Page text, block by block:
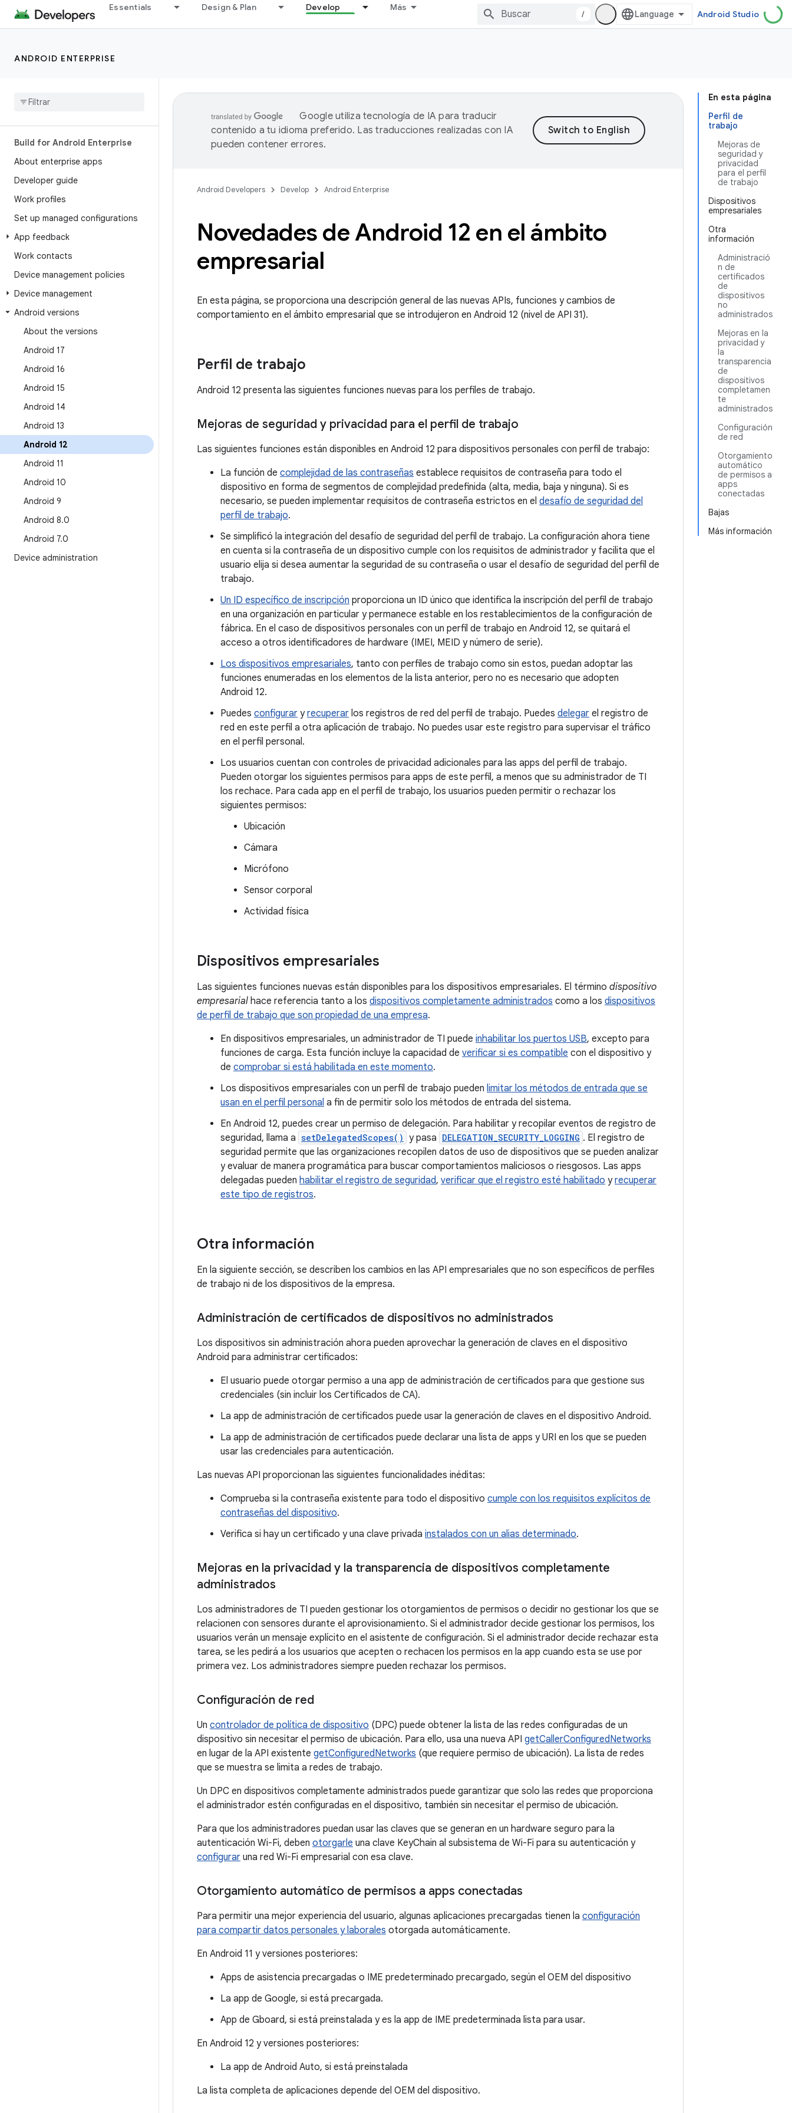
Essentials Design & Plan Develop Más
/ Android Studio
ANDROID ENTERPRISE
Build for Android Enterprise
About enterprise apps
Developer guide
Work profiles
Set up managed configurations
App feedback
Work contacts
Device management policies
Device management
Android versions
About the versions
Android 17
Android 16
Android 15
Android 14
Android 13
Android 12
Android 11
Android 10
Android 9
Android 8.0
Android 7.0
Device administration
En esta página
Perfil de
trabajo
Mejoras de
seguridad y
privacidad
para el perfil
de trabajo
Dispositivos
empresariales
Otra
información
Administració
n de
certificados
de
dispositivos
no
administrados
Mejoras en la
privacidad y
la
transparencia
de
dispositivos
completamen
te
administrados
Configuración
de red
Otorgamiento
automático
de permisos a
apps
conectadas
Bajas
Más información
Google utiliza tecnología de IA para traducir
contenido a tu idioma preferido. Las traducciones realizadas con IA
pueden contener errores.
Android Developers Develop Android Enterprise
Novedades de Android 12 en el ámbito
empresarial
En esta página, se proporciona una descripción general de las nuevas APIs, funciones y cambios de
comportamiento en el ámbito empresarial que se introdujeron en Android 12 (nivel de API 31).
Perfil de trabajo
Android 12 presenta las siguientes funciones nuevas para los perfiles de trabajo.
Mejoras de seguridad y privacidad para el perfil de trabajo
Las siguientes funciones están disponibles en Android 12 para dispositivos personales con perfil de trabajo:
La función de complejidad de las contraseñas establece requisitos de contraseña para todo el
dispositivo en forma de segmentos de complejidad predefinida (alta, media, baja y ninguna). Si es
necesario, se pueden implementar requisitos de contraseña estrictos en el desafío de seguridad del
perfil de trabajo.
Se simplificó la integración del desafío de seguridad del perfil de trabajo. La configuración ahora tiene
en cuenta si la contraseña de un dispositivo cumple con los requisitos de administrador y facilita que el
usuario elija si desea aumentar la seguridad de su contraseña o usar el desafío de seguridad del perfil de
trabajo.
Un ID específico de inscripción proporciona un ID único que identifica la inscripción del perfil de trabajo
en una organización en particular y permanece estable en los restablecimientos de la configuración de
fábrica. En el caso de dispositivos personales con un perfil de trabajo en Android 12, se quitará el
acceso a otros identificadores de hardware (IMEI, MEID y número de serie).
Los dispositivos empresariales, tanto con perfiles de trabajo como sin estos, puedan adoptar las
funciones enumeradas en los elementos de la lista anterior, pero no es necesario que adopten
Android 12.
Puedes configurar yrecuperar los registros de red del perfil de trabajo. Puedes delegar el registro de
red en este perfil a otra aplicación de trabajo. No puedes usar este registro para supervisar el tráfico
en el perfil personal.
Los usuarios cuentan con controles de privacidad adicionales para las apps del perfil de trabajo.
Pueden otorgar los siguientes permisos para apps de este perfil, a menos que su administrador de TI
los rechace. Para cada app en el perfil de trabajo, los usuarios pueden permitir o rechazar los
siguientes permisos:
Ubicación
Cámara
Micrófono
Sensor corporal
Actividad física
Dispositivos empresariales
Las siguientes funciones nuevas están disponibles para los dispositivos empresariales. El término dispositivo
empresarial hace referencia tanto a los dispositivos completamente administrados como a los dispositivos
de perfil de trabajo que son propiedad de una empresa.
En dispositivos empresariales, un administrador de TI puede inhabilitar los puertos USB, excepto para
funciones de carga. Esta función incluye la capacidad de verificar si es compatible con el dispositivo y
de comprobar si está habilitada en este momento.
Los dispositivos empresariales con un perfil de trabajo pueden limitar los métodos de entrada que se
usan en el perfil personal a fin de permitir solo los métodos de entrada del sistema.
En Android 12, puedes crear un permiso de delegación. Para habilitar y recopilar eventos de registro de
seguridad, llama a setDelegatedScopes() y pasa DELEGATION_SECURITY_LOGGING . El registro de
seguridad permite que las organizaciones recopilen datos de uso de dispositivos que se pueden analizar
y evaluar de manera programática para buscar comportamientos maliciosos o riesgosos. Las apps
delegadas pueden habilitar el registro de seguridad, verificar que el registro esté habilitado yrecuperar
este tipo de registros.
Otra información
En la siguiente sección, se describen los cambios en las API empresariales que no son específicos de perfiles
de trabajo ni de los dispositivos de la empresa.
Administración de certificados de dispositivos no administrados
Los dispositivos sin administración ahora pueden aprovechar la generación de claves en el dispositivo
Android para administrar certificados:
El usuario puede otorgar permiso a una app de administración de certificados para que gestione sus
credenciales (sin incluir los Certificados de CA).
La app de administración de certificados puede usar la generación de claves en el dispositivo Android.
La app de administración de certificados puede declarar una lista de apps y URI en los que se pueden
usar las credenciales para autenticación.
Las nuevas API proporcionan las siguientes funcionalidades inéditas:
Comprueba si la contraseña existente para todo el dispositivo cumple con los requisitos explícitos de
contraseñas del dispositivo.
Verifica si hay un certificado y una clave privada instalados con un alias determinado.
Mejoras en la privacidad y la transparencia de dispositivos completamente
administrados
Los administradores de TI pueden gestionar los otorgamientos de permisos o decidir no gestionar los que se
relacionen con sensores durante el aprovisionamiento. Si el administrador decide gestionar los permisos, los
usuarios verán un mensaje explícito en el asistente de configuración. Si el administrador decide rechazar esta
tarea, se les pedirá a los usuarios que acepten o rechacen los permisos en la app cuando esta se use por
primera vez. Los administradores siempre pueden rechazar los permisos.
Configuración de red
Un controlador de política de dispositivo (DPC) puede obtener la lista de las redes configuradas de un
dispositivo sin necesitar el permiso de ubicación. Para ello, usa una nueva API getCallerConfiguredNetworks
en lugar de la API existente getConfiguredNetworks (que requiere permiso de ubicación). La lista de redes
que se muestra se limita a redes de trabajo.
Un DPC en dispositivos completamente administrados puede garantizar que solo las redes que proporciona
el administrador estén configuradas en el dispositivo, también sin necesitar el permiso de ubicación.
Para que los administradores puedan usar las claves que se generan en un hardware seguro para la
autenticación Wi-Fi, deben otorgarle una clave KeyChain al subsistema de Wi-Fi para su autenticación y
configurar una red Wi-Fi empresarial con esa clave.
Otorgamiento automático de permisos a apps conectadas
Para permitir una mejor experiencia del usuario, algunas aplicaciones precargadas tienen la configuración
para compartir datos personales y laborales otorgada automáticamente.
En Android 11 y versiones posteriores:
Apps de asistencia precargadas o IME predeterminado precargado, según el OEM del dispositivo
La app de Google, si está precargada.
App de Gboard, si está preinstalada y es la app de IME predeterminada lista para usar.
En Android 12 y versiones posteriores:
La app de Android Auto, si está preinstalada
La lista completa de aplicaciones depende del OEM del dispositivo.